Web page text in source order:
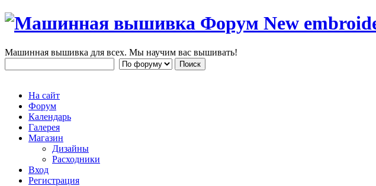
Машинная вышивка для всех. Мы научим вас вышивать!
На сайт
Форум
Календарь
Галерея
Магазин
Дизайны
Расходники
Вход
Регистрация